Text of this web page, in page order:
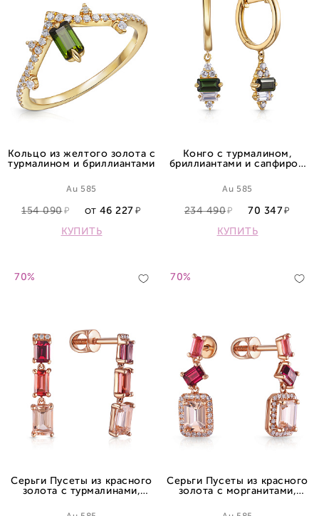
Кольцо из желтого золота с
турмалином и бриллиантами
Au 585
154 090 ОТ 46 227
КУПИТЬ
Конго с турмалином,
бриллиантами и сапфиром
Au 585
234 490
70 347
КУПИТЬ
70%
Серьги Пусеты из красного
золота с турмалинами,
бриллиантами
70%
Серьги Пусеты из красного
золота с морганитами,
бриллиантами